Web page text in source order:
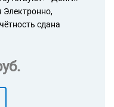
Электронно,
сдана